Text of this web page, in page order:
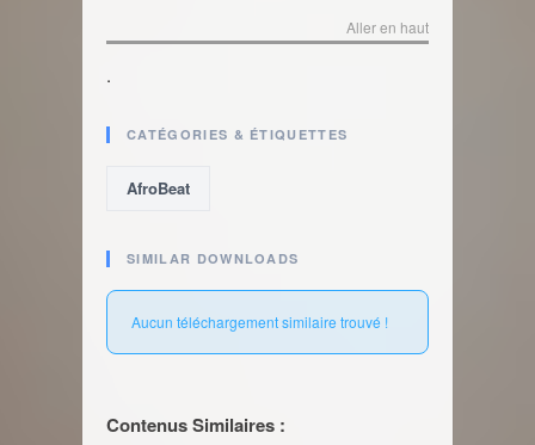
Aller en haut
.
CATÉGORIES & ÉTIQUETTES
AfroBeat
SIMILAR DOWNLOADS
Aucun téléchargement similaire trouvé !
Contenus Similaires :